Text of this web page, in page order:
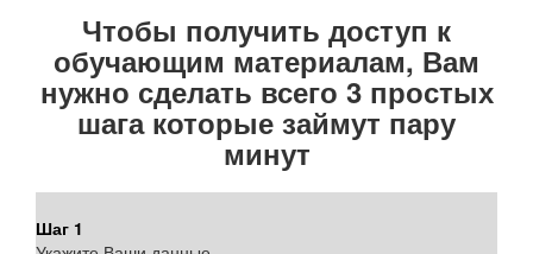
Чтобы получить доступ к
обучающим материалам, Вам
нужно сделать всего 3 простых
шага которые займут пару
минут
Шаг 1